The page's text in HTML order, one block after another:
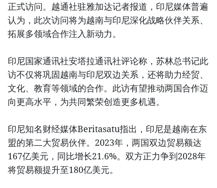
正式访问。越通社驻雅加达记者报道，印尼媒体普遍
认为，此次访问将为越南与印尼深化战略伙伴关系、
拓展多领域合作注入新动力。
印尼国家通讯社安塔拉通讯社评论称，苏林总书记此
访不仅将巩固越南与印尼双边关系，还将助力经贸、
文化、教育等领域的合作。此访有望推动两国合作迈
向更高水平，为共同繁荣创造更多机遇。
印尼知名财经媒体Beritasatu指出，印尼是越南在东
盟的第二大贸易伙伴。2023年，两国双边贸易额达
167亿美元，同比增长21.6%。双方正力争到2028年
将贸易额提升至180亿美元。